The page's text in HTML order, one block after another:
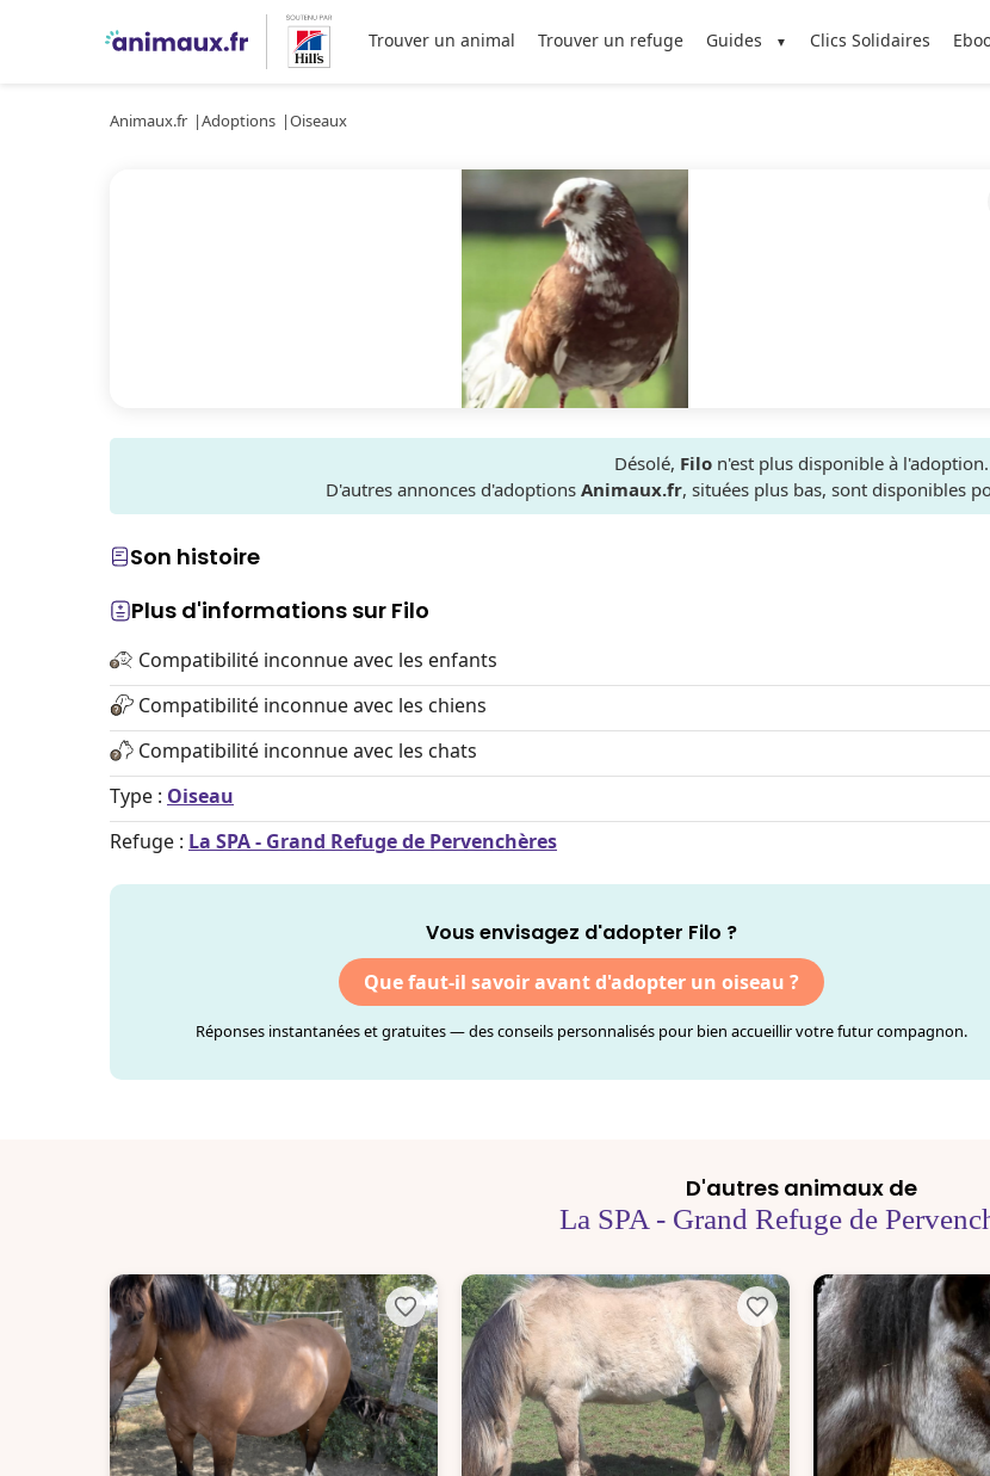
Trouver un animal Trouver un refuge Guides Clics Solidaires
Animaux.fr Adoptions Oiseaux
Désolé, Filo n'est plus disponible à l'adoption.
D'autres annonces d'adoptions Animaux.fr, situées plus bas, sont disponibles
Son histoire
Plus d'informations sur Filo
Compatibilité inconnue avec les enfants
Compatibilité inconnue avec les chiens
Compatibilité inconnue avec les chats
Type : Oiseau
Refuge : La SPA - Grand Refuge de Pervenchères
Vous envisagez d'adopter Filo ?
Que faut-il savoir avant d'adopter un oiseau ?
Réponses instantanées et gratuites — des conseils personnalisés pour bien accueillir votre futur compagnon.
D'autres animaux de
La SPA - Grand Refuge de